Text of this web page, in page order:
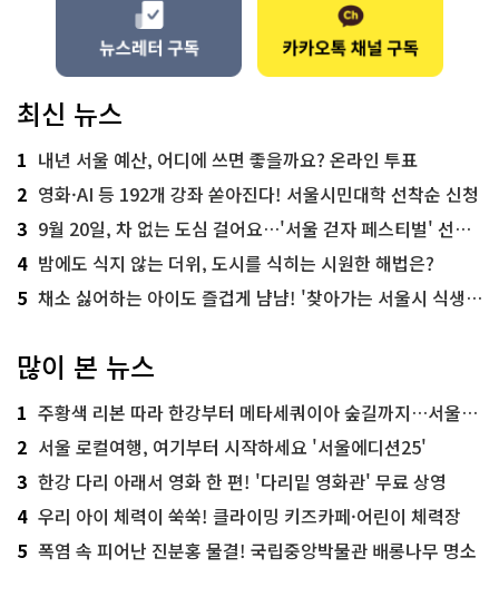
최신 뉴스
1 내년 서울 예산, 어디에 쓰면 좋을까요? 온라인 투표
2 영화·AI 등 192개 강좌 쏟아진다! 서울시민대학 선착순 신청
3 9월 20일, 차 없는 도심 걸어요…'서울 걷자 페스티벌' 선착순 5천명
4 밤에도 식지 않는 더위, 도시를 식히는 시원한 해법은?
5 채소 싫어하는 아이도 즐겁게 냠냠! '찾아가는 서울시 식생활 교육' 현장
많이 본 뉴스
1 주황색 리본 따라 한강부터 메타세쿼이아 숲길까지…서울둘레길 15코스
2 서울 로컬여행, 여기부터 시작하세요 '서울에디션25'
3 한강 다리 아래서 영화 한 편! '다리밑 영화관' 무료 상영
4 우리 아이 체력이 쑥쑥! 클라이밍 키즈카페·어린이 체력장
5 폭염 속 피어난 진분홍 물결! 국립중앙박물관 배롱나무 명소